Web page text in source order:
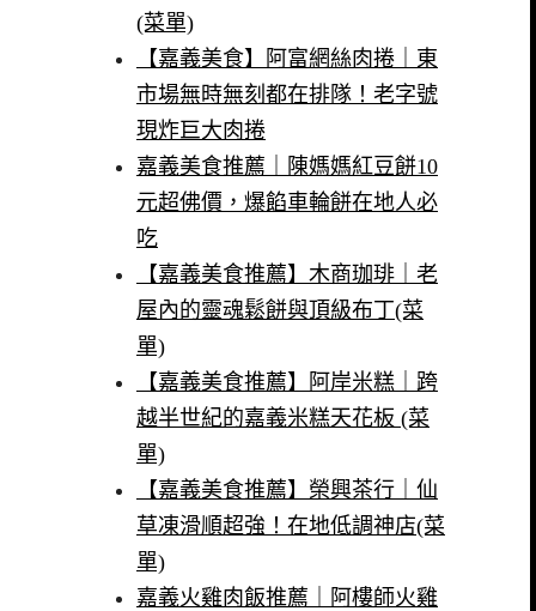
(菜單)
【嘉義美食】阿富網絲肉捲｜東
市場無時無刻都在排隊！老字號
現炸巨大肉捲
嘉義美食推薦｜陳媽媽紅豆餅10
元超佛價，爆餡車輪餅在地人必
吃
【嘉義美食推薦】木商珈琲｜老
屋內的靈魂鬆餅與頂級布丁(菜
單)
【嘉義美食推薦】阿岸米糕｜跨
越半世紀的嘉義米糕天花板 (菜
單)
【嘉義美食推薦】榮興茶行｜仙
草凍滑順超強！在地低調神店(菜
單)
嘉義火雞肉飯推薦｜阿樓師火雞